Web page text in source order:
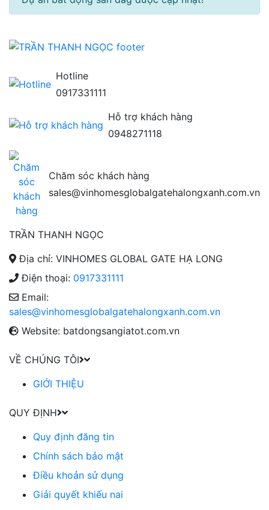
Hotline
0917331111
Hỗ trợ khách hàng
0948271118
Chăm sóc khách hàng
sales@vinhomesglobalgatehalongxanh.com.vn
TRẦN THANH NGỌC
Địa chỉ: VINHOMES GLOBAL GATE HẠ LONG
Điện thoại: 0917331111
Email:
sales@vinhomesglobalgatehalongxanh.com.vn
Website: batdongsangiatot.com.vn
VỀ CHÚNG TÔI
GIỚI THIỆU
QUY ĐỊNH
Quy định đăng tin
Chính sách bảo mật
Điều khoản sử dụng
Giải quyết khiếu nai